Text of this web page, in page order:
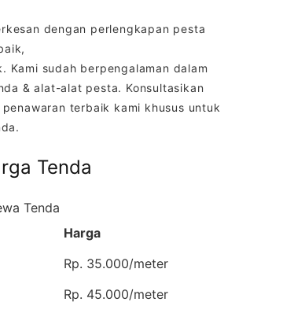
dengan perlengkapan pesta
Kami sudah berpengalaman dalam
& alat-alat pesta. Konsultasikan
terbaik kami khusus untuk
Tenda
Tenda
Harga
Rp. 35.000/meter
Rp. 45.000/meter